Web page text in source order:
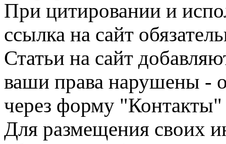
При цитировании и
ссылка на сайт
Статьи на сайт
ваши права нарушены -
через форму "Контакты"
Для размещения своих